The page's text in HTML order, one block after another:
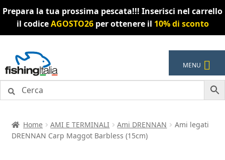
Prepara la tua prossima pescata!!! Inserisci nel carrello
il codiceAGOSTO26per ottenere il 10% di sconto
alla
navigazione
al
contenuto
MENU
Home AMI E TERMINALI Ami DRENNAN
Ami legati
DRENNAN Carp Maggot Barbless (15cm)